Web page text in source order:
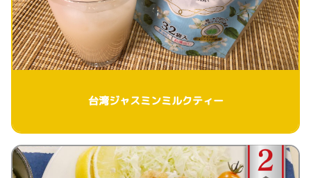
台湾ジャスミンミルクティー